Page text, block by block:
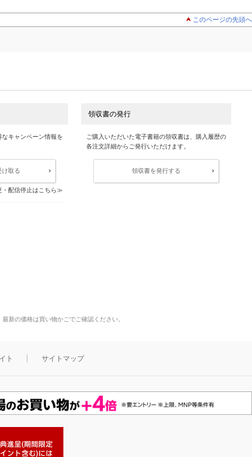
このページの先頭へ
キャンペーン情報を
け取る
・配信停止はこちら
領収書の発行
ご購入いただいた電子書籍の領収書は、購入履歴の
各注文詳細からご発行いただけます。
領収書を発行する
新の価格は買い物かごでご確認ください。
ト サイトマップ